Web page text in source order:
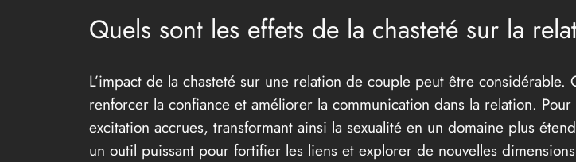
Quels sont les effets de la chasteté sur la
L’impact de la chasteté sur une relation de couple peut être
renforcer la confiance et améliorer la communication dans la relation.
excitation accrues, transformant ainsi la sexualité en un domaine plus
un outil puissant pour fortifier les liens et explorer de nouvelles